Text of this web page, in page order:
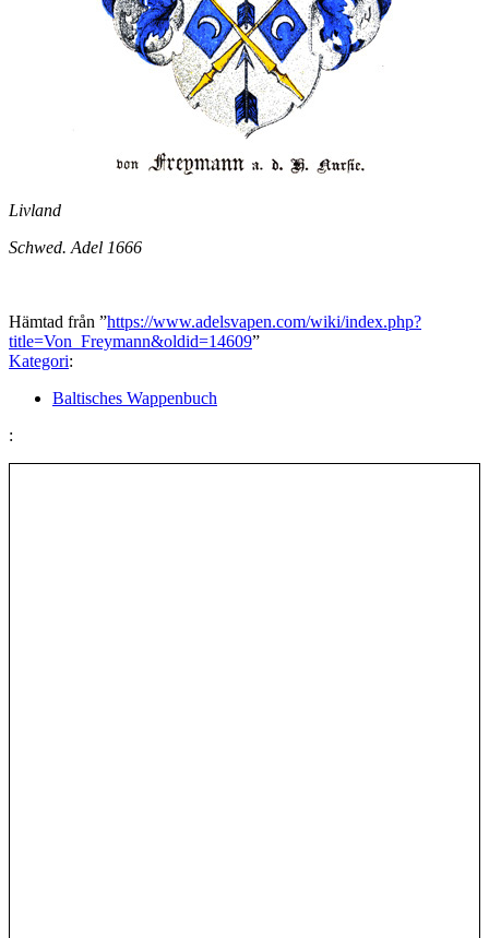
Livland
Schwed. Adel 1666
Hämtad från ”https://www.adelsvapen.com/wiki/index.php?
title=Von_Freymann&oldid=14609”
Kategori:
Baltisches Wappenbuch
: